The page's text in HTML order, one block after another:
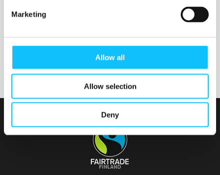
Marketing
Allow all
Allow selection
Deny